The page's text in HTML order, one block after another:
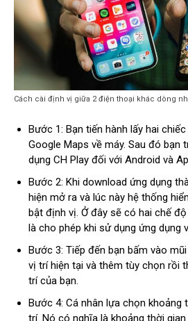
Cách cài định vị giữa 2 điện thoại khác dòng
Bước 1: Bạn tiến hành lấy hai
Google Maps về máy. Sau đó bạn
dụng CH Play đối với Android và
Bước 2: Khi download ứng dụng
hiện mở ra và lúc này hệ thống
bật định vị. Ở đây sẽ có hai chế
là cho phép khi sử dụng ứng dụng
Bước 3: Tiếp đến bạn bấm vào
vị trí hiện tại và thêm tùy chọn rồi
trí của bạn.
Bước 4: Cá nhân lựa chọn khoảng
trí. Nó có nghĩa là khoảng thời